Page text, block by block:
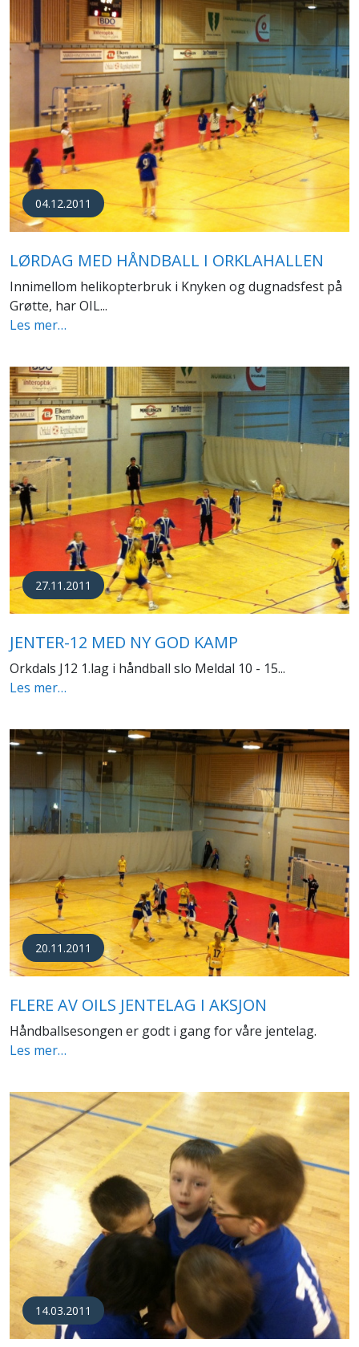
04.12.2011
LØRDAG MED HÅNDBALL I ORKLAHALLEN
Innimellom helikopterbruk i Knyken og dugnadsfest på
Grøtte, har OIL...
Les mer…
27.11.2011
JENTER-12 MED NY GOD KAMP
Orkdals J12 1.lag i håndball slo Meldal 10 - 15...
Les mer…
20.11.2011
FLERE AV OILS JENTELAG I AKSJON
Håndballsesongen er godt i gang for våre jentelag.
Les mer…
14.03.2011